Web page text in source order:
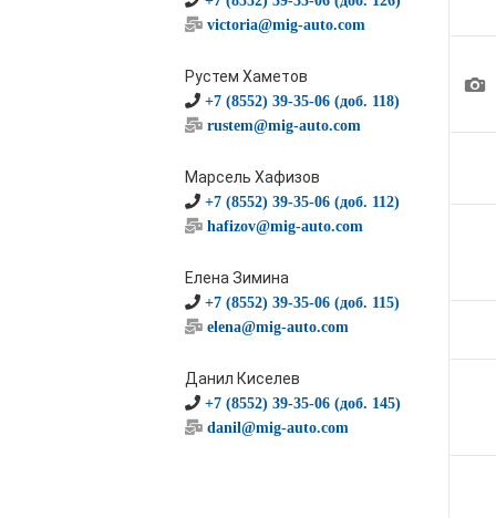
victoria@mig-auto.com
Рустем Хаметов
+7 (8552) 39-35-06 (доб. 118)
rustem@mig-auto.com
Марсель Хафизов
+7 (8552) 39-35-06 (доб. 112)
hafizov@mig-auto.com
Елена Зимина
+7 (8552) 39-35-06 (доб. 115)
elena@mig-auto.com
Данил Киселев
+7 (8552) 39-35-06 (доб. 145)
danil@mig-auto.com
1